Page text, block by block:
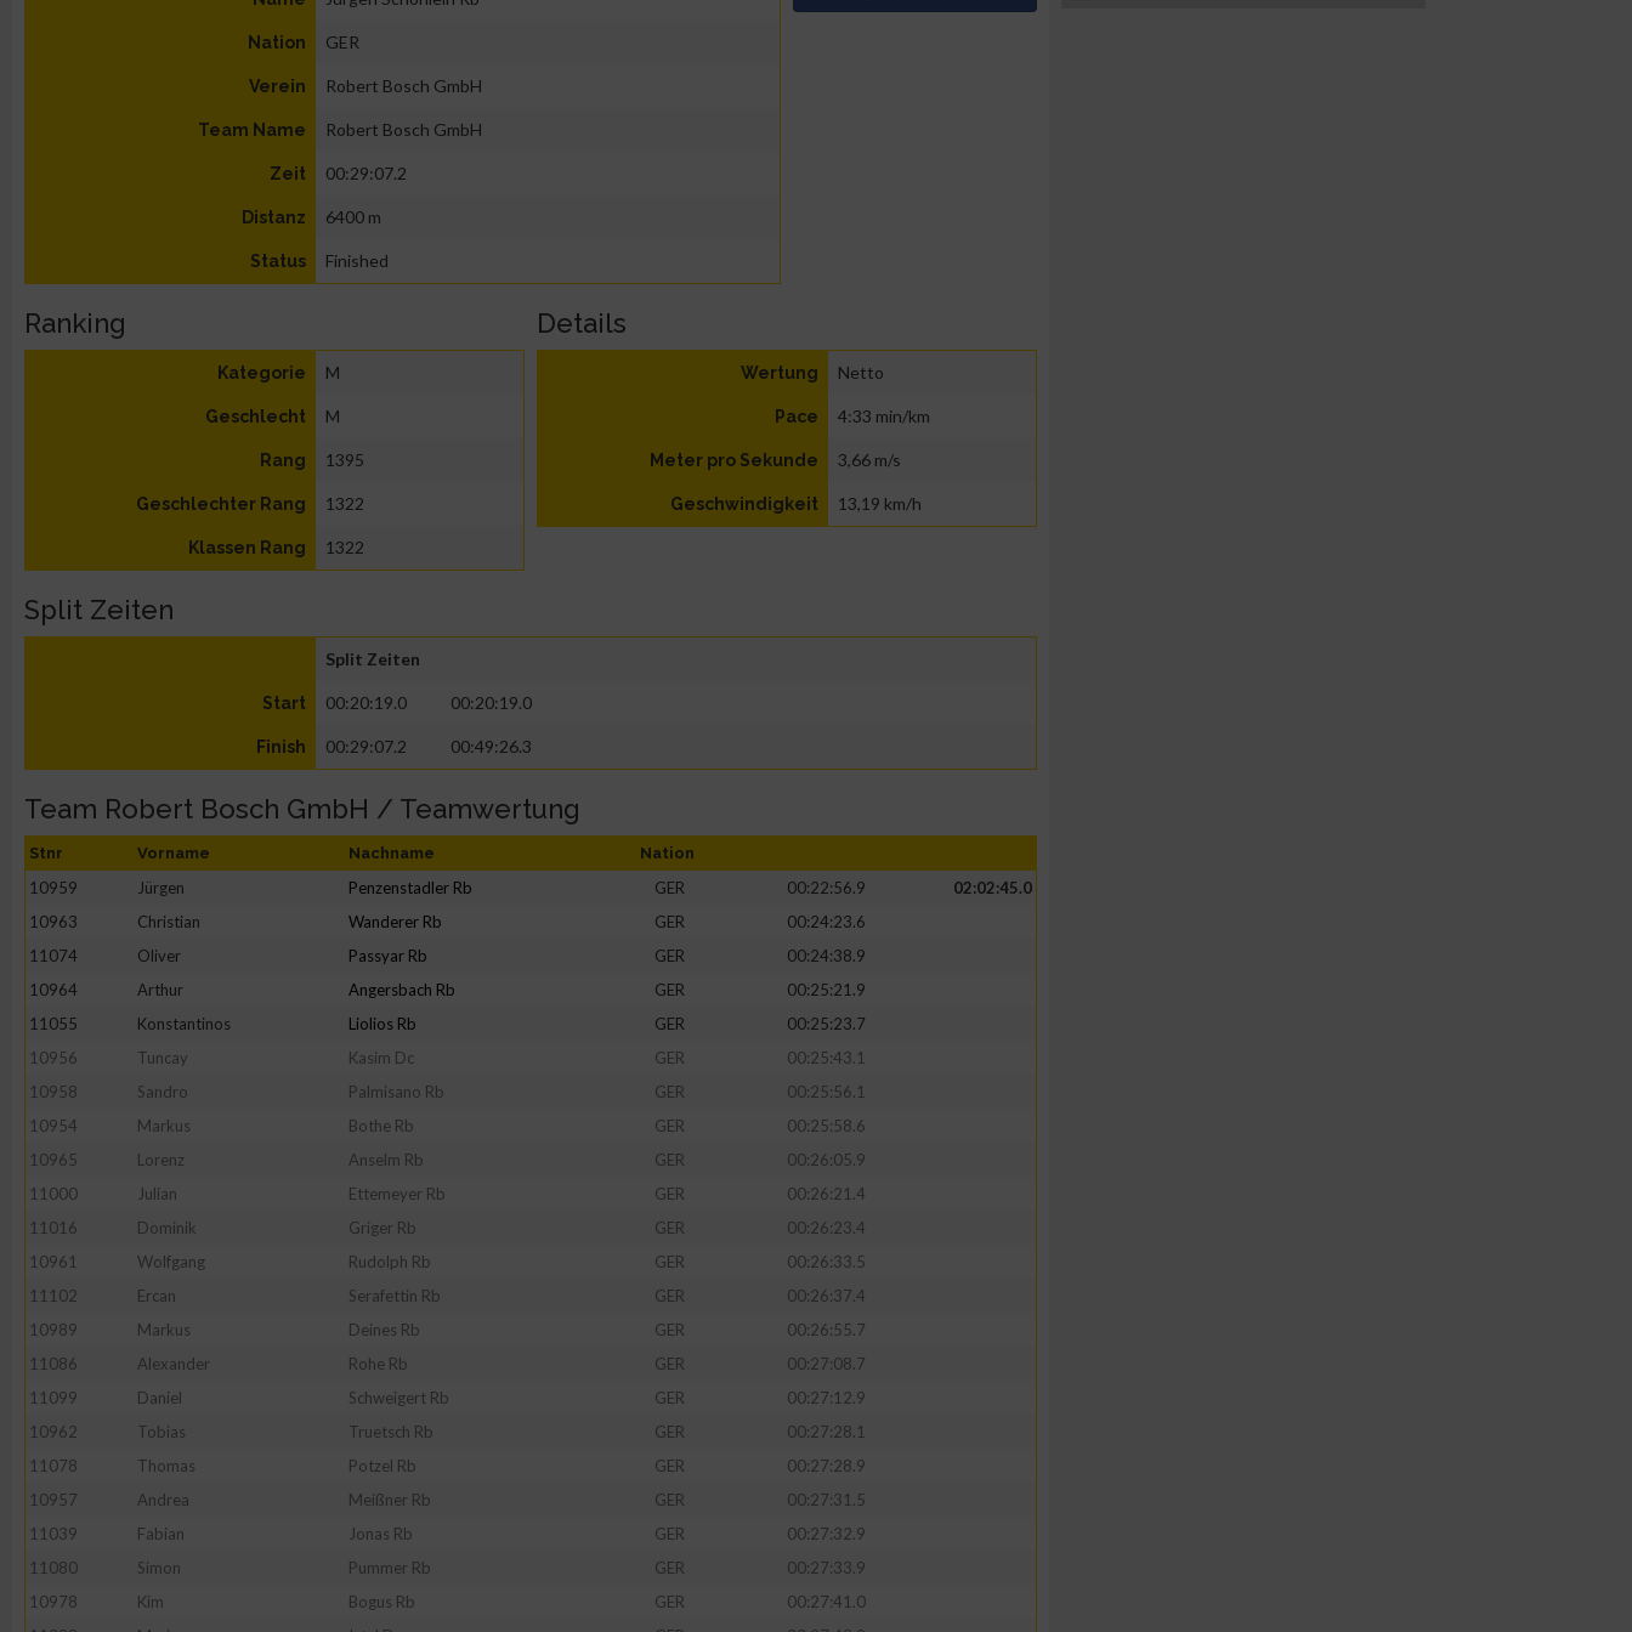
Nation GER
Verein Robert Bosch GmbH
Team Name Robert Bosch GmbH
Zeit 00:29:07.2
Distanz 6400 m
Status Finished
Ranking
Kategorie M
Geschlecht M
Rang 1395
Geschlechter Rang 1322
Klassen Rang 1322
Details
Wertung Netto
Pace 4:33 min/km
Meter pro Sekunde 3,66 m/s
Geschwindigkeit 13,19 km/h
Split Zeiten
Split Zeiten
Start 00:20:19.0 00:20:19.0
Finish 00:29:07.2 00:49:26.3
Team Robert Bosch GmbH / Teamwertung
Stnr Vorname Nachname Nation
10959 Jürgen Penzenstadler Rb GER 00:22:56.9
02:02:45.0
10963
Christian Wanderer Rb GER
00:24:23.6
11074
Oliver Passyar Rb GER
00:24:38.9
10964
Arthur Angersbach Rb GER
00:25:21.9
11055
Konstantinos Liolios Rb GER
00:25:23.7
10956
Tuncay Kasim Dc GER
00:25:43.1
10958
Sandro Palmisano Rb GER
00:25:56.1
10954
Markus Bothe Rb GER
00:25:58.6
10965
Lorenz Anselm Rb GER
00:26:05.9
11000
Julian Ettemeyer Rb GER
00:26:21.4
11016
Dominik Griger Rb GER
00:26:23.4
10961
Wolfgang Rudolph Rb GER
00:26:33.5
11102
Ercan Serafettin Rb GER
00:26:37.4
10989
Markus Deines Rb GER
00:26:55.7
11086
Alexander Rohe Rb GER
00:27:08.7
11099
Daniel Schweigert Rb GER
00:27:12.9
10962
Tobias Truetsch Rb GER
00:27:28.1
11078
Thomas Potzel Rb GER
00:27:28.9
10957
Andrea Meißner Rb GER
00:27:31.5
11039
Fabian Jonas Rb GER
00:27:32.9
11080
Simon Pummer Rb GER
00:27:33.9
10978
Kim Bogus Rb GER
00:27:41.0